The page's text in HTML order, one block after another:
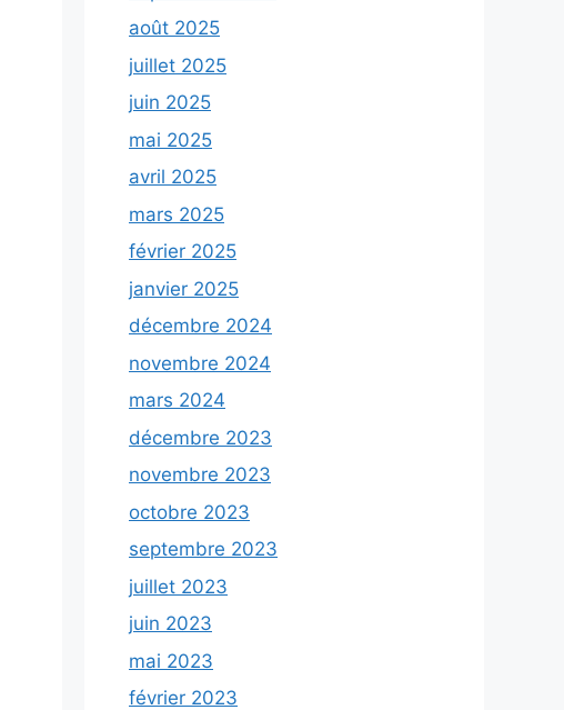
août 2025
juillet 2025
juin 2025
mai 2025
avril 2025
mars 2025
février 2025
janvier 2025
décembre 2024
novembre 2024
mars 2024
décembre 2023
novembre 2023
octobre 2023
septembre 2023
juillet 2023
juin 2023
mai 2023
février 2023